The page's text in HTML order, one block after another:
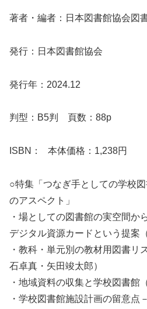
著者・編者：日本図書館協会図
発行：日本図書館協会
発行年：2024.12
判型：B5判 頁数：88p
ISBN： 本体価格：1,238円
○特集「つなぎ手としての学校
のアスペクト」
・場としての図書館の実空間か
デジタル資源カードという提案
・教科・単元別の教材用図書リ
石卓真・矢田竣太郎）
・地域資料の収集と学校図書館
・学校図書館施設計画の留意点